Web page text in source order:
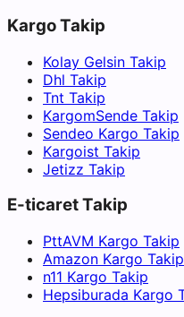
Kargo Takip
Kolay Gelsin Takip
Dhl Takip
Tnt Takip
KargomSende Takip
Sendeo Kargo Takip
Kargoist Takip
Jetizz Takip
E-ticaret Takip
PttAVM Kargo Takip
Amazon Kargo Takip
n11 Kargo Takip
Hepsiburada Kargo